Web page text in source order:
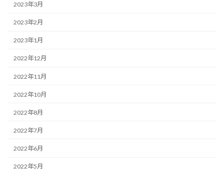
2023年3月
2023年2月
2023年1月
2022年12月
2022年11月
2022年10月
2022年8月
2022年7月
2022年6月
2022年5月